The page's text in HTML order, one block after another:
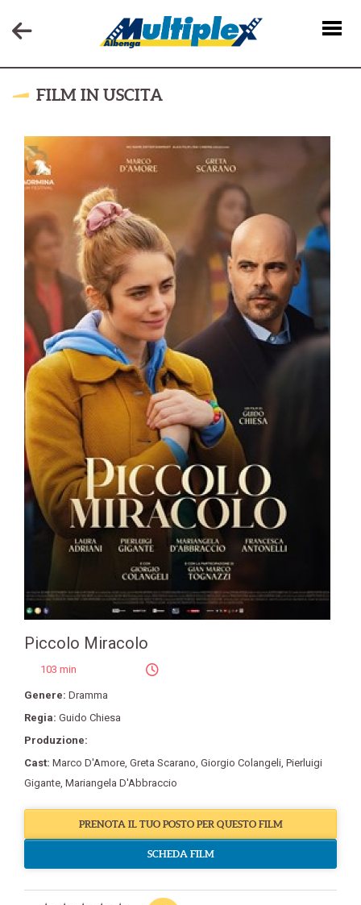
FILM IN USCITA
Piccolo Miracolo
103 min
Genere: Dramma
Regia: Guido Chiesa
Produzione:
Cast: Marco D'Amore, Greta Scarano, Giorgio Colangeli, Pierluigi
Gigante, Mariangela D'Abbraccio
PRENOTA IL TUO POSTO PER QUESTO FILM
SCHEDA FILM